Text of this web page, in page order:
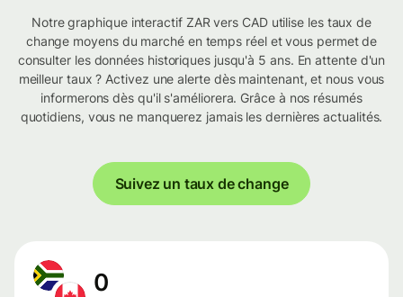
Notre graphique interactif ZAR vers CAD utilise les taux de
change moyens du marché en temps réel et vous permet de
consulter les données historiques jusqu'à 5 ans. En attente d'un
meilleur taux ? Activez une alerte dès maintenant, et nous vous
informerons dès qu'il s'améliorera. Grâce à nos résumés
quotidiens, vous ne manquerez jamais les dernières actualités.
Suivez un taux de change
0